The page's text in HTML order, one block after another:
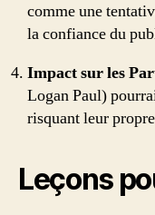
comme une
la confiance du
Impact sur les
Logan Paul)
risquant leur
Leçons